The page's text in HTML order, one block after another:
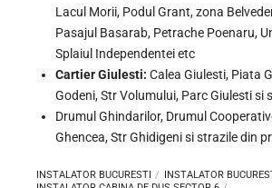
Lacul Morii, Podul Grant, zona
Pasajul Basarab, Petrache Poenaru,
Splaiul Independentei etc
Cartier Giulesti: Calea Giulesti, Piata
Godeni, Str Volumului, Parc Giulesti si
Drumul Ghindarilor, Drumul
Ghencea, Str Ghidigeni si strazile din
INSTALATOR BUCURESTI
INSTALATOR